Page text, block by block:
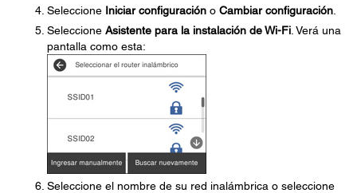
Seleccione Iniciar configuración o Cambiar configuración
Seleccione Asistente para la instalación de Wi-Fi . Verá una
pantalla como esta:
Seleccione el nombre de su red inalámbrica o seleccione